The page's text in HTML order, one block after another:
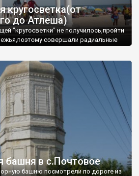
кругосветка(от
до Атлеша)
"кругосветки" не получилось,пройти
совершали радиальные
башня в с.Почтовое
башню посмотрели по дороге из